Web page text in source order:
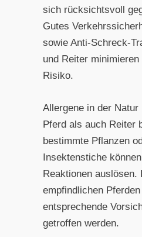
sich rücksichtsvoll
Gutes
sowie Anti-Schreck-
und Reiter minimieren
Risiko.
Allergene in der Natur
Pferd als auch Reiter
bestimmte Pflanzen
Insektenstiche
Reaktionen auslösen.
empfindlichen
entsprechende
getroffen werden.